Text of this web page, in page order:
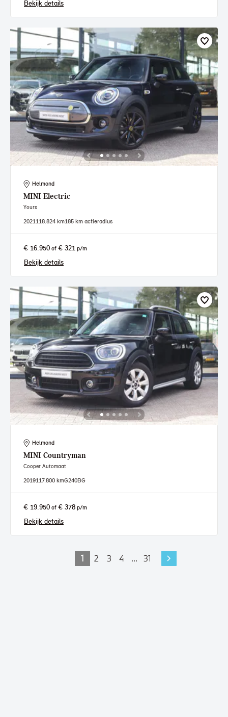
Bekijk details
Helmond
MINI Electric
Yours
2021118.824 km185 km actieradius
€ 16.950 of € 321 p/m
Bekijk details
Helmond
MINI Countryman
Cooper Automaat
2019117.800 kmG240BG
€ 19.950 of € 378 p/m
Bekijk details
1 2 3 4 ... 31